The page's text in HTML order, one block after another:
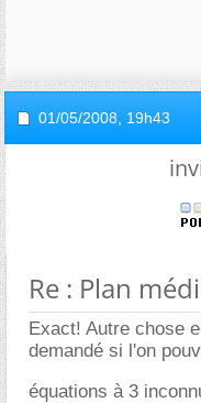
01/05/2008, 19h43
Re : Plan
Exact! Autre chose
demandé si l'on
équations à 3